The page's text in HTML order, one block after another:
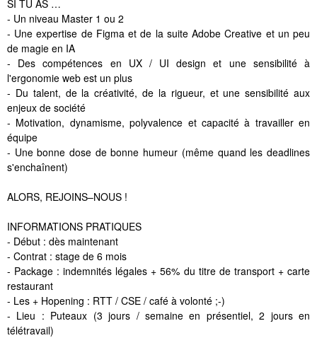
SI TU AS …
- Un niveau Master 1 ou 2
- Une expertise de Figma et de la suite Adobe Creative et un peu
de magie en IA
- Des compétences en UX / UI design et une sensibilité à
l'ergonomie web est un plus
- Du talent, de la créativité, de la rigueur, et une sensibilité aux
enjeux de société
- Motivation, dynamisme, polyvalence et capacité à travailler en
équipe
- Une bonne dose de bonne humeur (même quand les deadlines
s'enchaînent)
ALORS, REJOINS–NOUS !
INFORMATIONS PRATIQUES
- Début : dès maintenant
- Contrat : stage de 6 mois
- Package : indemnités légales + 56% du titre de transport + carte
restaurant
- Les + Hopening : RTT / CSE / café à volonté ;-)
- Lieu : Puteaux (3 jours / semaine en présentiel, 2 jours en
télétravail)